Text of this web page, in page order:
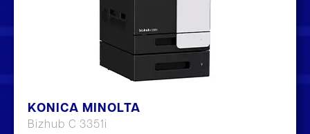
KONICA MINOLTA
Bizhub C 3351i